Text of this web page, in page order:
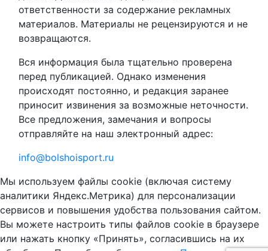
ответственности за содержание рекламных
материалов. Материалы не рецензируются и не
возвращаются.
Вся информация была тщательно проверена
перед публикацией. Однако изменения
происходят постоянно, и редакция заранее
приносит извинения за возможные неточности.
Все предложения, замечания и вопросы
отправляйте на наш электронный адрес:
info@bolshoisport.ru
Мы используем файлы cookie (включая систему
аналитики Яндекс.Метрика) для персонализации
сервисов и повышения удобства пользования сайтом.
Вы можете настроить типы файлов cookie в браузере
или нажать кнопку «Принять», согласившись на их